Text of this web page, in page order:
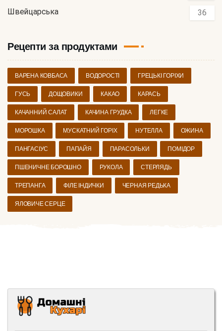
Швейцарська 36
Рецепти за продуктами
ВАРЕНА КОВБАСА ВОДОРОСТІ ГРЕЦЬКІ ГОРІХИ
ГУСЬ ДОЩОВИКИ КАКАО КАРАСЬ
КАЧАННИЙ САЛАТ КАЧИНА ГРУДКА ЛЕГКЕ
МОРОШКА МУСКАТНИЙ ГОРІХ НУТЕЛЛА ОЖИНА
ПАНГАСІУС ПАПАЙЯ ПАРАСОЛЬКИ ПОМІДОР
ПШЕНИЧНЕ БОРОШНО РУКОЛА СТЕРЛЯДЬ
ТРЕПАНГА ФІЛЕ ІНДИЧКИ ЧЕРНАЯ РЕДЬКА
ЯЛОВИЧЕ СЕРЦЕ